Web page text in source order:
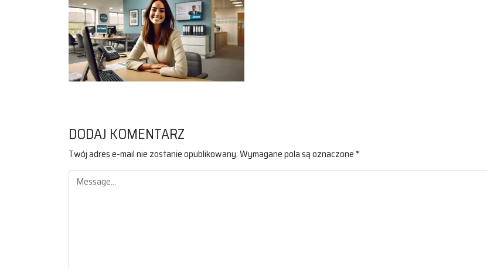
DODAJ KOMENTARZ
Twój adres e-mail nie zostanie opublikowany.Wymagane pola są oznaczone*